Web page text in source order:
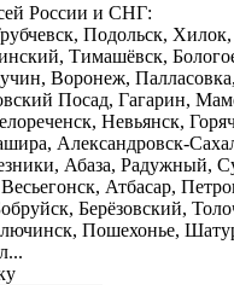
России и СНГ:
Подольск, Хилок,
Тимашёвск,
Воронеж,
Посад, Гагарин,
Невьянск,
Александровск-
Абаза, Радужный,
Атбасар,
Берёзовский,
Пошехонье,